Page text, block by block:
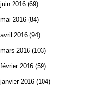
juin 2016 (69)
mai 2016 (84)
avril 2016 (94)
mars 2016 (103)
février 2016 (59)
janvier 2016 (104)